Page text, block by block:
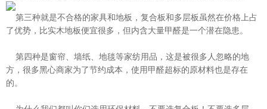
第三种就是不合格的家具和地板，复合板和多层板虽然在价格上占
了优势，比实木地板便宜很多，但内含大量甲醛是一个潜在隐患。
第四种是窗帘、墙纸、地毯等家纺用品，这是被很多人忽略的地
方，很多黑心商家为了节约成本，使用甲醛超标的原材料也是存在
的。